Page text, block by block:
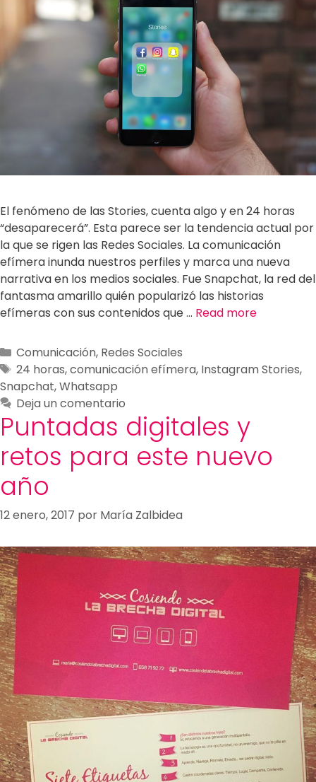
El fenómeno de las Stories, cuenta algo y en 24 horas
“desaparecerá”. Esta parece ser la tendencia actual por
la que se rigen las Redes Sociales. La comunicación
efímera inunda nuestros perfiles y marca una nueva
narrativa en los medios sociales. Fue Snapchat, la red del
fantasma amarillo quién popularizó las historias
efímeras con sus contenidos que … Read more
Comunicación, Redes Sociales
24 horas,comunicación efímera, Instagram Stories,
Snapchat,Whatsapp
Deja un comentario
Puntadas digitales y
retos para este nuevo
año
12 enero, 2017 por María Zalbidea